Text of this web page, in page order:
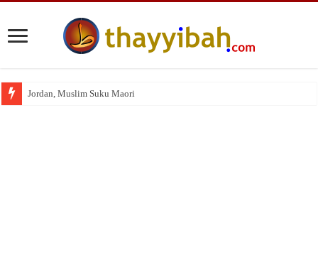
Jordan, Muslim Suku Maori